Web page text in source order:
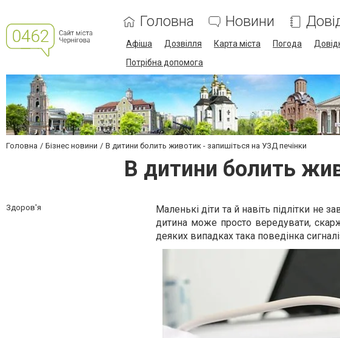
Головна Новини
Афіша Дозвілля Карта міста Погода
Потрібна допомога
Головна Бізнес новини В дитини болить животик - запишіться на УЗД печінки
В дитини болить
Здоров'я
Маленькі діти та й навіть підлітки не
дитина може просто вередувати,
деяких випадках така поведінка